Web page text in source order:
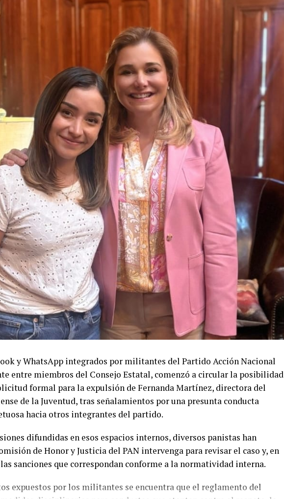
y WhatsApp integrados por militantes del Partido Acción Nacional
entre miembros del Consejo Estatal, comenzó a circular la posibilidad
formal para la expulsión de Fernanda Martínez, directora del
de la Juventud, tras señalamientos por una presunta conducta
hacia otros integrantes del partido.
difundidas en esos espacios internos, diversos panistas han
de Honor y Justicia del PAN intervenga para revisar el caso y, en
sanciones que correspondan conforme a la normatividad interna.
expuestos por los militantes se encuentra que el reglamento del